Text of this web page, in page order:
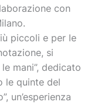
con
piccoli e per le
si
mani”, dedicato
le quinte del
un’esperienza